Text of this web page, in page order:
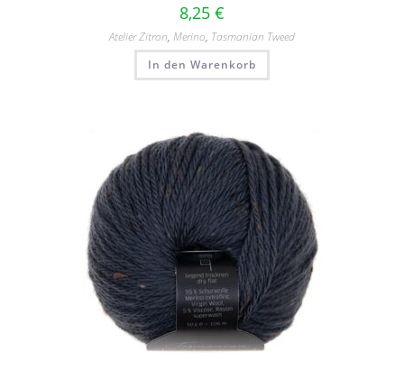
8,25 €
Atelier Zitron, Merino, Tasmanian Tweed
In den Warenkorb